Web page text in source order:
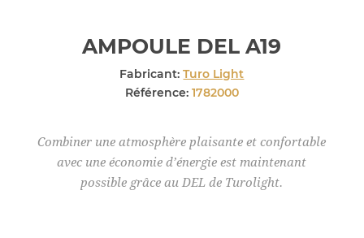
AMPOULE DEL A19
Fabricant: Turo Light
Référence: 1782000
Combiner une atmosphère plaisante et confortable
avec une économie d’énergie est maintenant
possible grâce au DEL de Turolight.